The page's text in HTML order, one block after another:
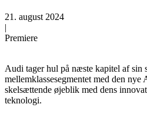
21. august 2024
|
Premiere
Audi tager hul på næste kapitel af sin
mellemklassesegmentet med den
skelsættende øjeblik med dens
teknologi.